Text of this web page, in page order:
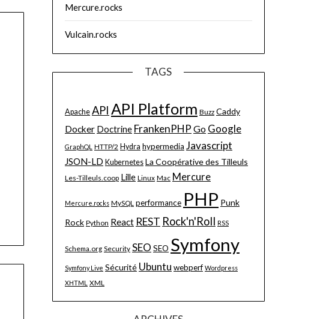
Mercure.rocks
Vulcain.rocks
TAGS
Apache API API Platform Buzz Caddy
Docker Doctrine FrankenPHP Go Google
GraphQL HTTP/2 Hydra hypermedia Javascript
JSON-LD Kubernetes La Coopérative des Tilleuls
Les-Tilleuls.coop Lille Linux Mac Mercure
Mercure.rocks MySQL performance PHP Punk
Rock Python React REST Rock'n'Roll RSS
Schema.org Security SEO SEO Symfony
Symfony Live Sécurité Ubuntu webperf Wordpress
XHTML XML